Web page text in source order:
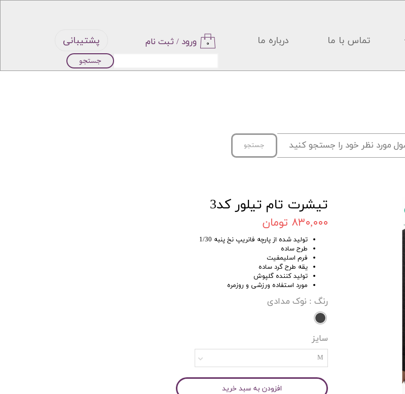
ورود / ثبت نام
حساب
تماس با ما درباره ما ۰ پشتیبانی
جستجو
تیشرت تام تیلور کد3
۸۳۰,۰۰۰ تومان
تولید شده از پارچه فانریپ نخ پنبه 1/30
طرح ساده
فرم اسلیمفیت
یقه طرح گرد ساده
تولید کننده گلپوش
مورد استفاده ورزشی و روزمره
رنگ : نوک مدادی
سایز
M
افزودن به سبد خرید
جستجو